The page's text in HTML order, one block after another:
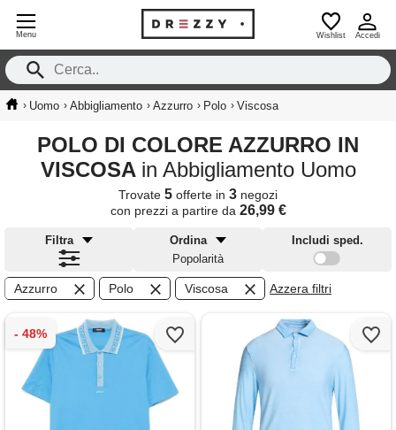
Menu Wishlist Accedi
› Uomo › Abbigliamento › Azzurro › Polo › Viscosa
POLO DI COLORE AZZURRO IN
VISCOSA in Abbigliamento Uomo
Trovate 5 offerte in 3 negozi
con prezzi a partire da 26,99 €
Filtra
Ordina
Popolarità
Includi sped.
Azzurro Polo Viscosa Azzera filtri